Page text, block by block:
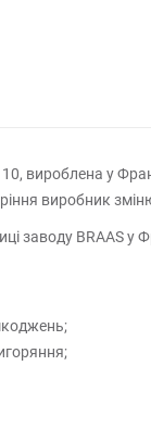
вироблена у
виробник
заводу BRAAS у